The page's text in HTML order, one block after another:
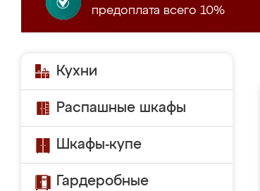
предоплата всего 10%
Кухни
Распашные шкафы
Шкафы-купе
Гардеробные